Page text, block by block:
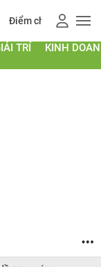
Điểm chuẩn 2026
TRÍ KINH